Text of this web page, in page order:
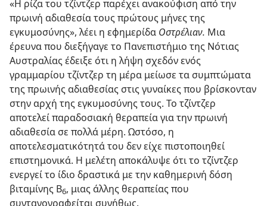
«Η ρίζα του τζίντζερ παρέχει ανακούφιση από την
πρωινή αδιαθεσία τους πρώτους μήνες της
εγκυμοσύνης», λέει η εφημερίδα Οστρέλιαν. Μια
έρευνα που διεξήγαγε το Πανεπιστήμιο της Νότιας
Αυστραλίας έδειξε ότι η λήψη σχεδόν ενός
γραμμαρίου τζίντζερ τη μέρα μείωσε τα συμπτώματα
της πρωινής αδιαθεσίας στις γυναίκες που βρίσκονταν
στην αρχή της εγκυμοσύνης τους. Το τζίντζερ
αποτελεί παραδοσιακή θεραπεία για την πρωινή
αδιαθεσία σε πολλά μέρη. Ωστόσο, η
αποτελεσματικότητά του δεν είχε πιστοποιηθεί
επιστημονικά. Η μελέτη αποκάλυψε ότι το τζίντζερ
ενεργεί το ίδιο δραστικά με την καθημερινή δόση
βιταμίνης B6, μιας άλλης θεραπείας που
συνταγογραφείται συνήθως.